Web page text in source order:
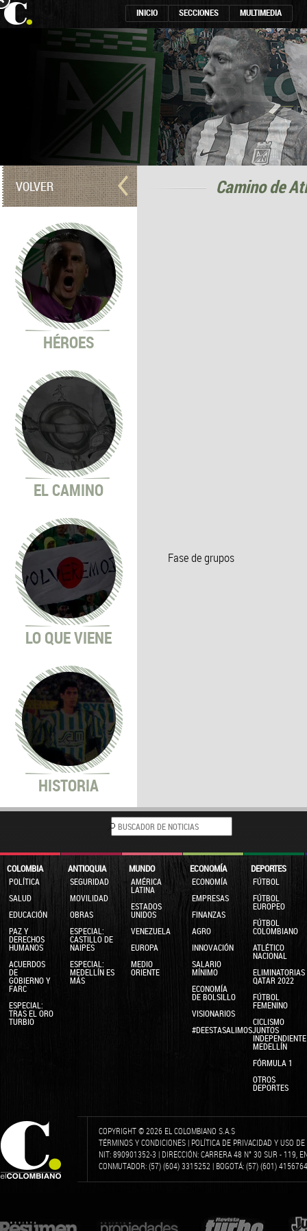
INICIO SECCIONES MULTIMEDIA
VOLVER
HÉROES
EL CAMINO
LO QUE VIENE
HISTORIA
Camino de
Cuartos de final.
Fase de grupos
COLOMBIA
POLÍTICA
SALUD
EDUCACIÓN
PAZ Y
DERECHOS
HUMANOS
ACUERDOS
DE
GOBIERNO Y
FARC
ESPECIAL:
TRAS EL ORO
TURBIO
ANTIOQUIA
SEGURIDAD
MOVILIDAD
OBRAS
ESPECIAL:
CASTILLO DE
NAIPES
ESPECIAL:
MEDELLÍN ES
MÁS
MUNDO
AMÉRICA
LATINA
ESTADOS
UNIDOS
VENEZUELA
EUROPA
MEDIO
ORIENTE
ECONOMÍA
ECONOMÍA
EMPRESAS
FINANZAS
AGRO
INNOVACIÓN
SALARIO
MÍNIMO
ECONOMÍA
DE BOLSILLO
VISIONARIOS
#DEESTASALIMOSJUNTOS
DEPORTES
FÚTBOL
FÚTBOL
EUROPEO
FÚTBOL
COLOMBIANO
ATLÉTICO
NACIONAL
ELIMINATORIAS
QATAR 2022
FÚTBOL
FEMENINO
CICLISMO
INDEPENDIENTE
MEDELLÍN
FÓRMULA 1
OTROS
DEPORTES
COPYRIGHT © 2026 EL COLOMBIANO S.A.S
TÉRMINOS Y CONDICIONES | POLÍTICA DE PRIVACIDAD Y USO
NIT: 890901352-3 | DIRECCIÓN: CARRERA 48 N° 30 SUR - 119,
CONMUTADOR: (57) (604) 3315252 | BOGOTÁ: (57) (601)